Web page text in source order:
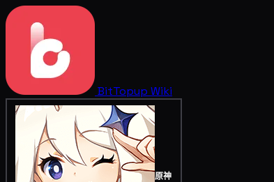
BitTopup Wiki
原神